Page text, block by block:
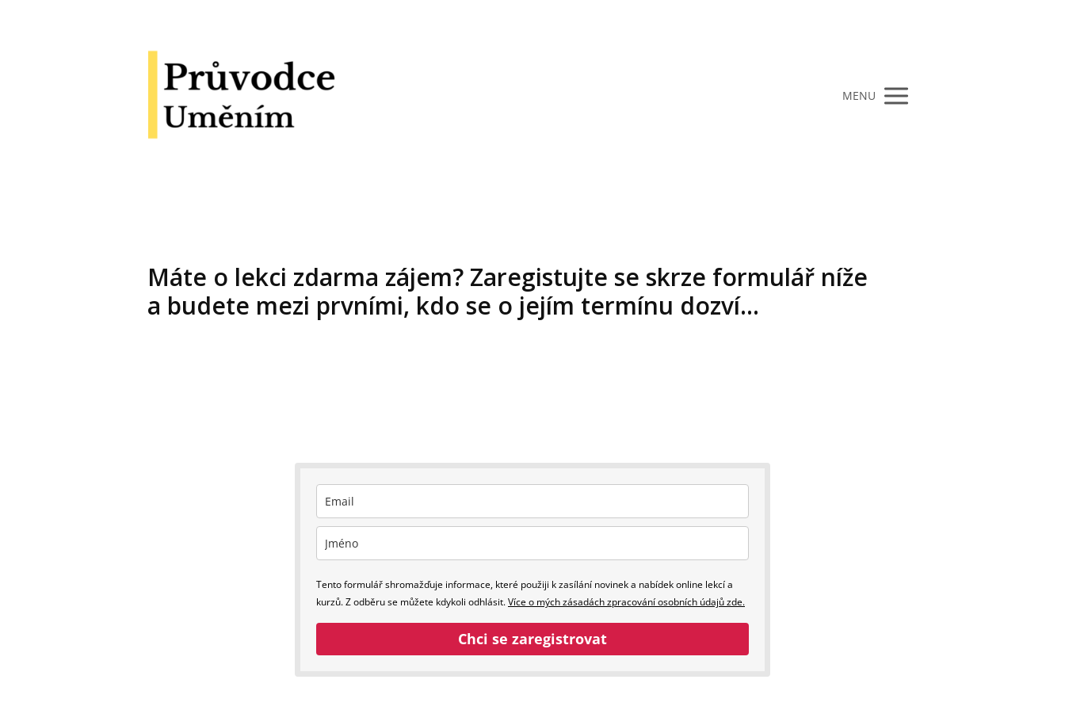
MENU
Máte o lekci zdarma zájem? Zaregistujte se skrze formulář níže
a budete mezi prvními, kdo se o jejím termínu dozví...
Tento formulář shromažďuje informace, které použiji k zasílání novinek a nabídek online lekcí a
kurzů. Z odběru se můžete kdykoli odhlásit.Více o mých zásadách zpracování osobních údajůzde.
Chci se zaregistrovat